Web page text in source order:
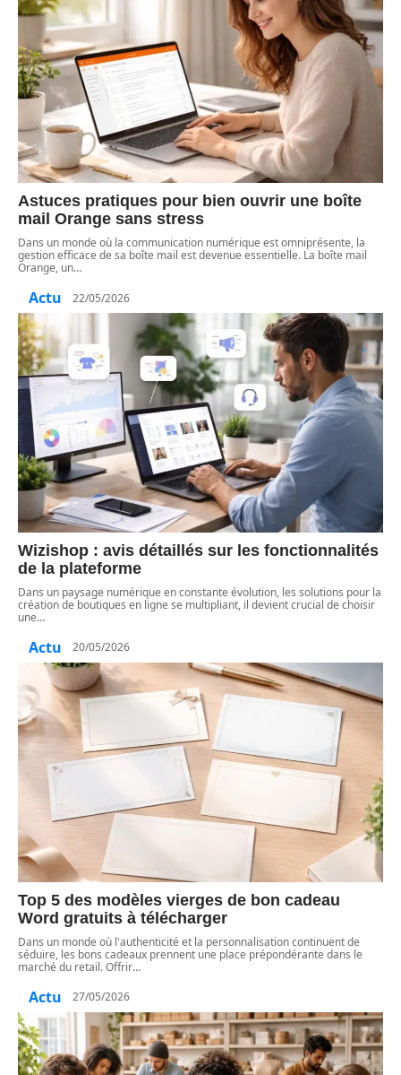
Astuces pratiques pour bien ouvrir une boîte
mail Orange sans stress
Dans un monde où la communication numérique est omniprésente, la
gestion efficace de sa boîte mail est devenue essentielle. La boîte mail
Orange, un…
Actu 22/05/2026
Wizishop : avis détaillés sur les fonctionnalités
de la plateforme
Dans un paysage numérique en constante évolution, les solutions pour la
création de boutiques en ligne se multipliant, il devient crucial de choisir
une…
Actu 20/05/2026
Top 5 des modèles vierges de bon cadeau
Word gratuits à télécharger
Dans un monde où l'authenticité et la personnalisation continuent de
séduire, les bons cadeaux prennent une place prépondérante dans le
marché du retail. Offrir…
Actu 27/05/2026